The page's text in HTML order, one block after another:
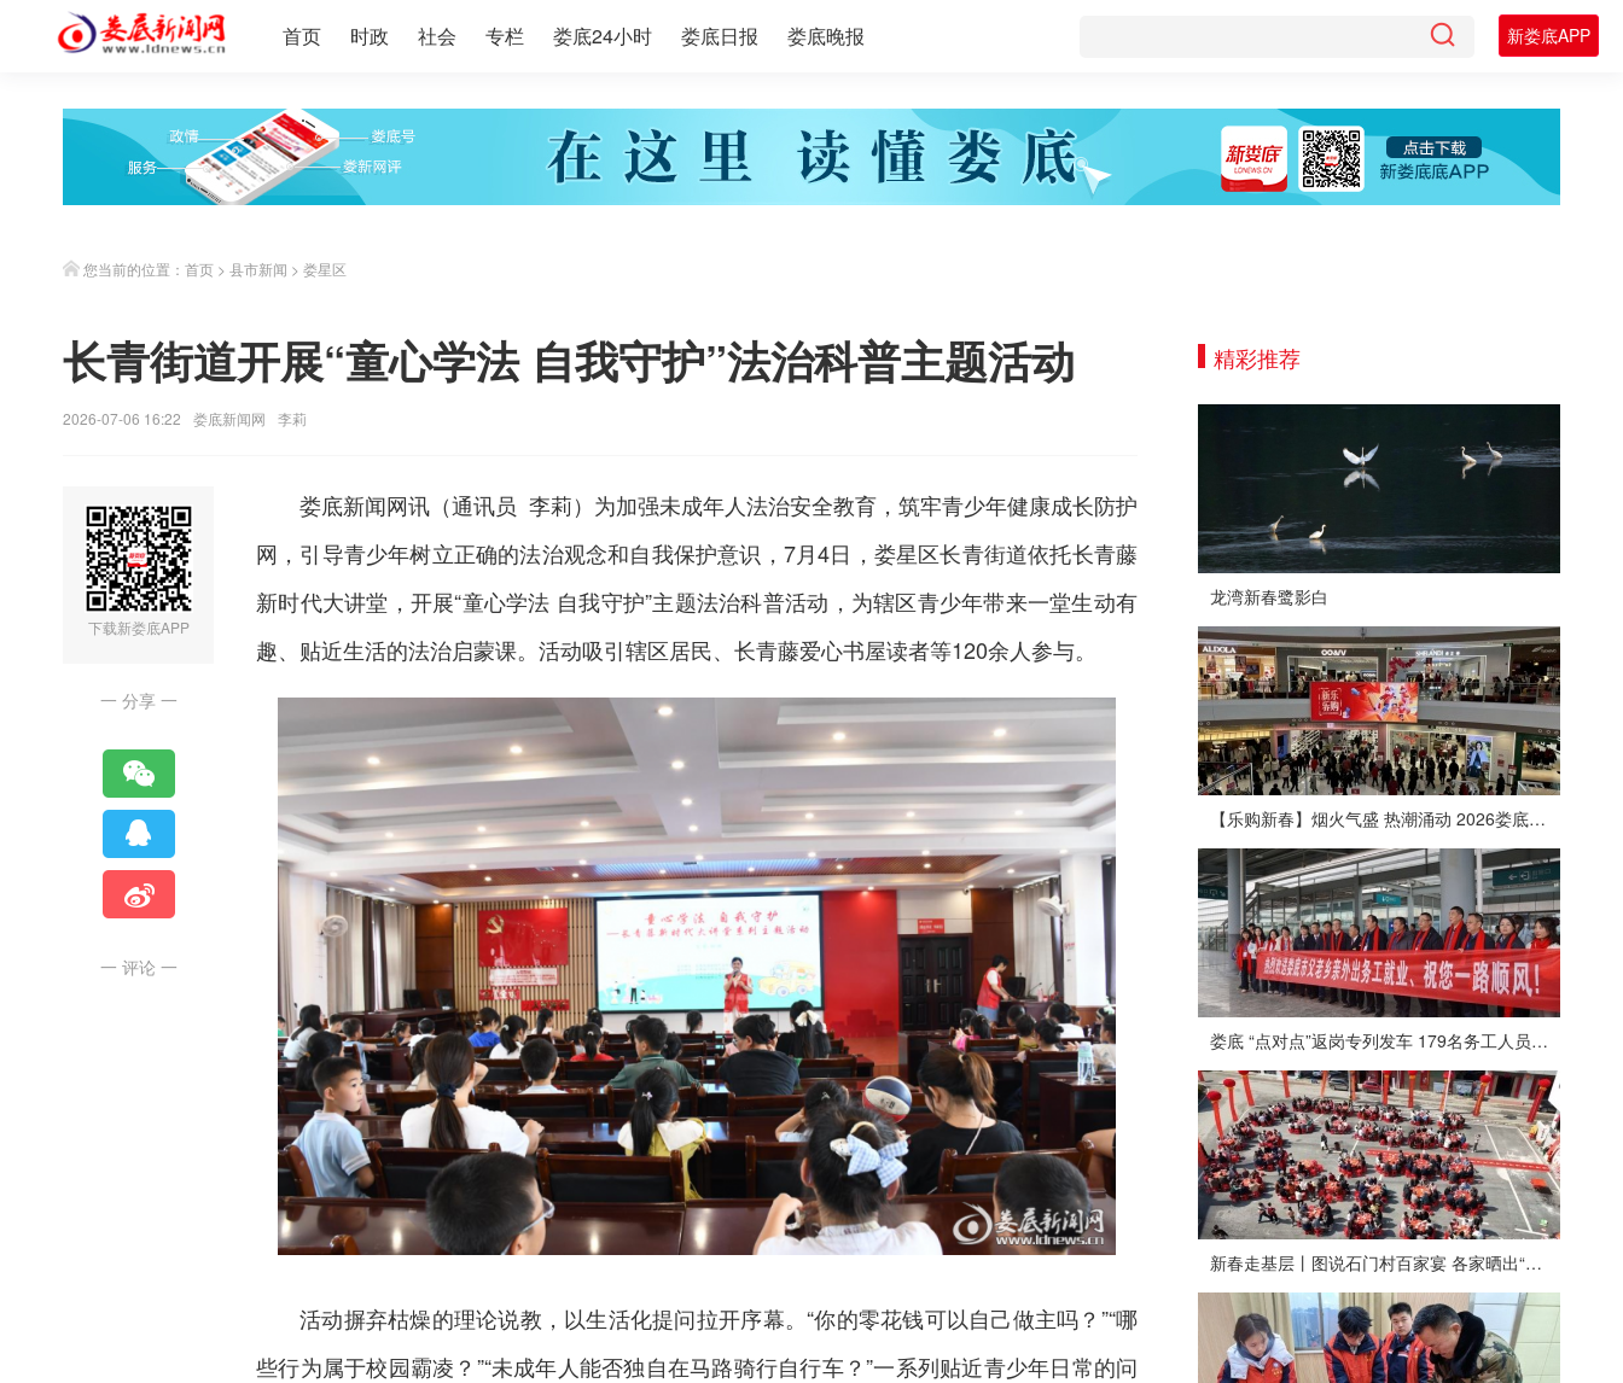
首页 时政 社会 专栏 娄底24小时 娄底日报 娄底晚报 新娄底APP
您当前的位置： 首页 > 县市新闻 > 娄星区
长青街道开展“童心学法 自我守护”法治科普主题活动
2026-07-06 16:22 娄底新闻网 李莉
下载新娄底APP
一 分享 一
一 评论 一
娄底新闻网讯（通讯员 李莉）为加强未成年人法治安全教育，筑牢青少年健康成长防护
网，引导青少年树立正确的法治观念和自我保护意识，7月4日， 娄星区长青街道依托长青藤
新时代大讲堂，开展“童心学法 自我守护”主题法治科普活动，为辖区青少年带来一堂生动有
趣、贴近生活的法治启蒙课。活动吸引辖区居民、长青藤爱心书屋读者等120余人参与。
活动摒弃枯燥的理论说教，以生活化提问拉开序幕。“你的零花钱可以自己做主吗？”“哪
些行为属于校园霸凌？”“未成年人能否独自在马路骑行自行车？”一系列贴近青少年日常的问
精彩推荐
龙湾新春鹭影白
【乐购新春】烟火气盛 热潮涌动 2026娄底春节消费市场喜迎“开门红”
娄底 “点对点”返岗专列发车 179名务工人员免费赴沪
新春走基层丨图说石门村百家宴 各家晒出“拿手菜”